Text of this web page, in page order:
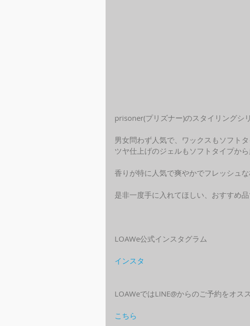
prisoner(プリズナー)のスタイリングシ
男女問わず人気で、ワックスもソフト
ツヤ仕上げのジェルもソフトタイプから
香りが特に人気で爽やかでフレッシュ
是非一度手に入れてほしい、おすすめ品
LOAWe公式インスタグラム
インスタ
LOAWeではLINE@からのご予約をオス
こちら